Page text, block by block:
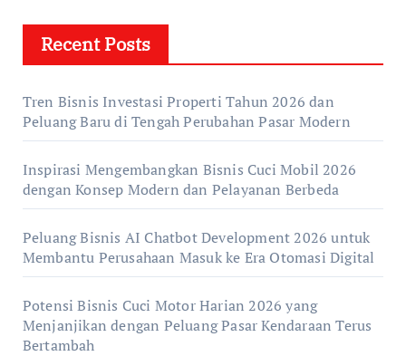
Recent Posts
Tren Bisnis Investasi Properti Tahun 2026 dan
Peluang Baru di Tengah Perubahan Pasar Modern
Inspirasi Mengembangkan Bisnis Cuci Mobil 2026
dengan Konsep Modern dan Pelayanan Berbeda
Peluang Bisnis AI Chatbot Development 2026 untuk
Membantu Perusahaan Masuk ke Era Otomasi Digital
Potensi Bisnis Cuci Motor Harian 2026 yang
Menjanjikan dengan Peluang Pasar Kendaraan Terus
Bertambah